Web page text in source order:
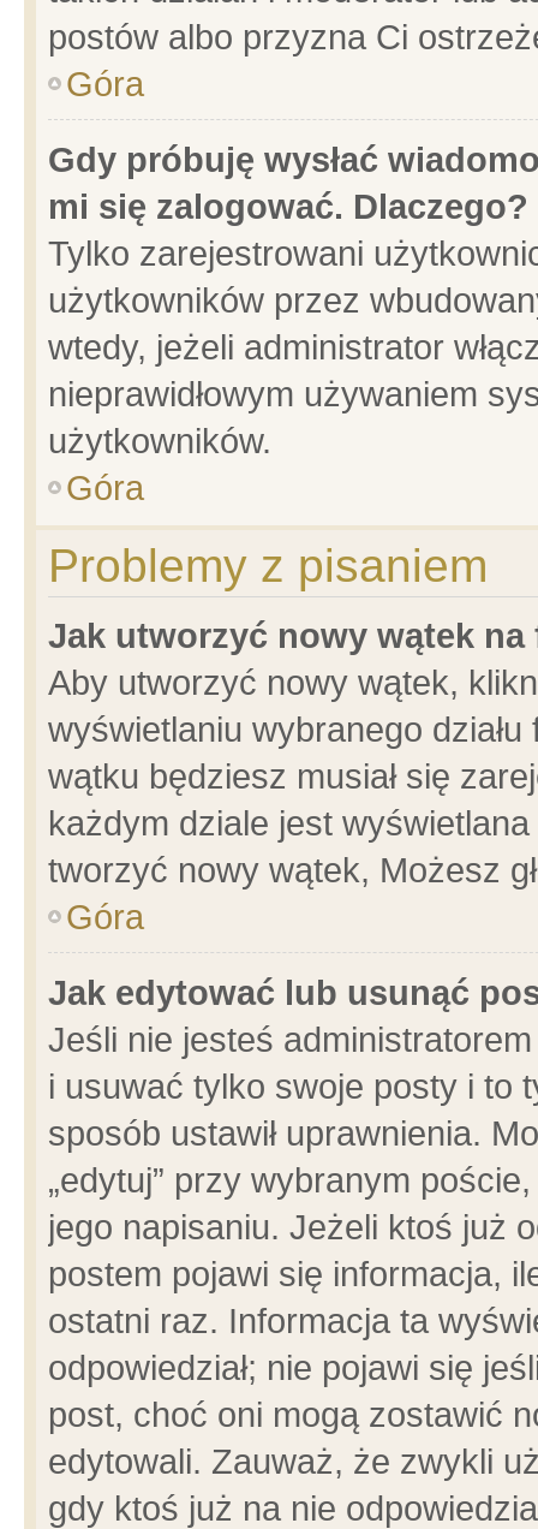
postów albo przyzna Ci
Góra
Gdy próbuję wysłać
mi się zalogować. Dlaczego?
Tylko zarejestrowani
użytkowników przez
wtedy, jeżeli administrator
nieprawidłowym używaniem
użytkowników.
Góra
Problemy z pisaniem
Jak utworzyć nowy wątek na
Aby utworzyć nowy wątek,
wyświetlaniu wybranego
wątku będziesz musiał się
każdym dziale jest
tworzyć nowy wątek, Możesz
Góra
Jak edytować lub usunąć
Jeśli nie jesteś
i usuwać tylko swoje posty i to
sposób ustawił uprawnienia.
„edytuj” przy wybranym
jego napisaniu. Jeżeli ktoś już
postem pojawi się informacja,
ostatni raz. Informacja ta
odpowiedział; nie pojawi się
post, choć oni mogą zostawić
edytowali. Zauważ, że zwykli
gdy ktoś już na nie